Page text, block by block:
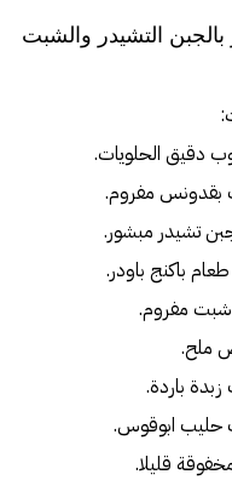
التشيدر والشبت